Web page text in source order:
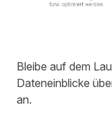
Bleibe auf dem
Dateneinblicke
an.